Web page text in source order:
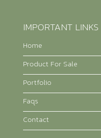
IMPORTANT LINKS
Home
Product For Sale
Portfolio
Faqs
Contact